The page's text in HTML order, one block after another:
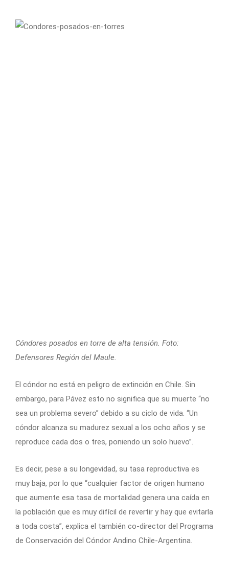
Cóndores posados en torre de alta tensión. Foto:
Defensores Región del Maule.
El cóndor no está en peligro de extinción en Chile. Sin
embargo, para Pávez esto no significa que su muerte “no
sea un problema severo” debido a su ciclo de vida. “Un
cóndor alcanza su madurez sexual a los ocho años y se
reproduce cada dos o tres, poniendo un solo huevo”.
Es decir, pese a su longevidad, su tasa reproductiva es
muy baja, por lo que “cualquier factor de origen humano
que aumente esa tasa de mortalidad genera una caída en
la población que es muy difícil de revertir y hay que evitarla
a toda costa”, explica el también co-director del Programa
de Conservación del Cóndor Andino Chile-Argentina.